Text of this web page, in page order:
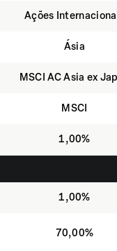
Ações
Ásia
MSCI AC Asia ex
MSCI
1,00%
1,00%
70,00%